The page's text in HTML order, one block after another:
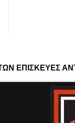
ΕΠΙΣΚΕΥΕΣ